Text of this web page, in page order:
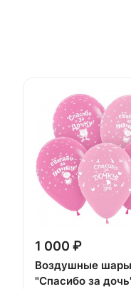
1 000 ₽
Воздушные шары
"Спасибо за